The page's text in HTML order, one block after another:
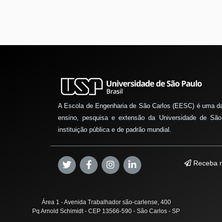
A Escola de Engenharia de São Carlos (EESC) é uma
ensino, pesquisa e extensão da Universidade de
instituição pública e de padrão mundial.
Receba
Área 1 - Avenida Trabalhador são-carlense, 400
Pq Arnold Schimidt - CEP 13566-590 - São Carlos - SP